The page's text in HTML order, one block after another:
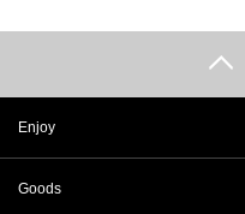
Enjoy
Goods